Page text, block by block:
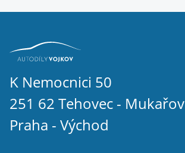
K Nemocnici 50
251 62 Tehovec - Mukařov
Praha - Východ